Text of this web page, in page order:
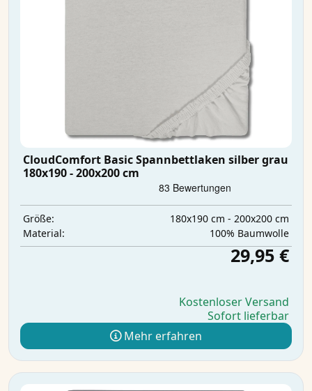
CloudComfort Basic Spannbettlaken silber grau
180x190 - 200x200 cm
Größe:
180x190 cm - 200x200 cm
Material:
100% Baumwolle
29,95 €
Kostenloser Versand
Sofort lieferbar
Mehr erfahren